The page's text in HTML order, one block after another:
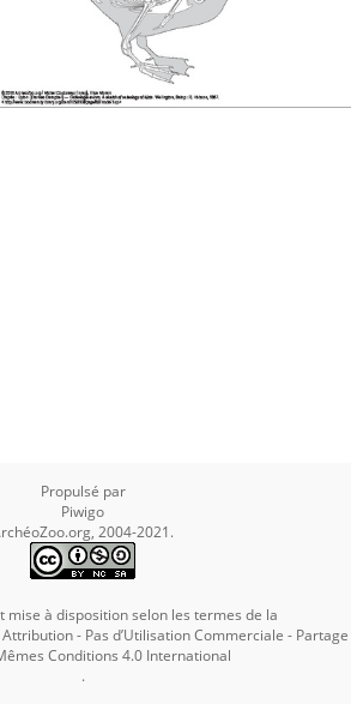
Propulsé par
Piwigo
2004-2021.
à disposition selon les termes de la
- Pas d’Utilisation Commerciale - Partage
Conditions 4.0 International
.